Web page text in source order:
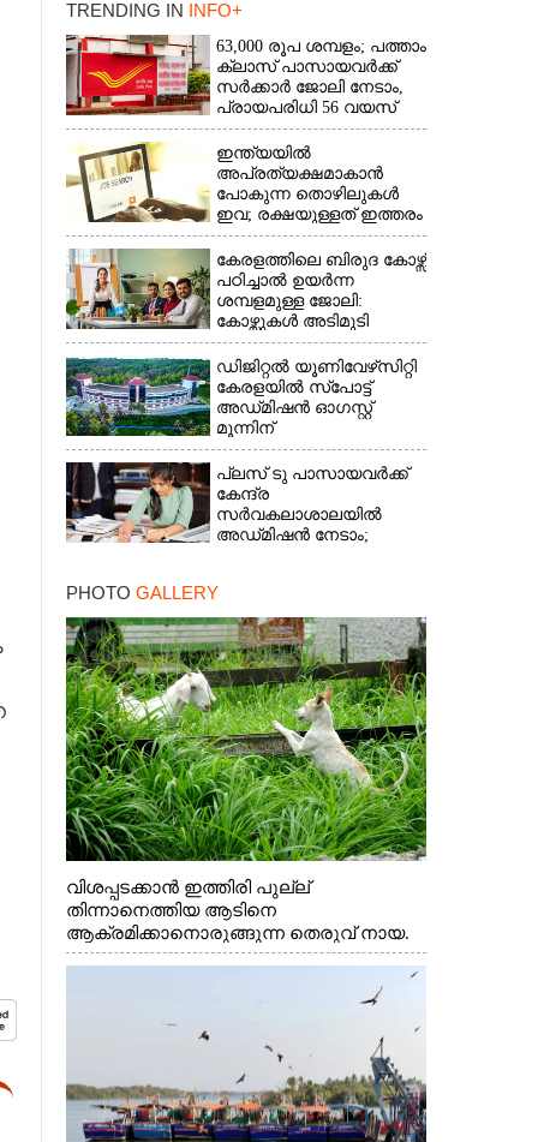
TRENDING IN INFO+
63,000 രൂപ ശമ്പളം; പത്താം
ക്ലാസ് പാസായവർക്ക്
സർക്കാർ ജോലി നേടാം,
പ്രായപരിധി 56 വയസ്
ഇന്ത്യയിൽ
അപ്രത്യക്ഷമാകാൻ
പോകുന്ന തൊഴിലുകൾ
ഇവ; രക്ഷയുള്ളത് ഇത്തരം
ജോലികൾക്ക് മാത്രം
കേരളത്തിലെ ബിരുദ കോഴ്സ്
പഠിച്ചാൽ ഉയർന്ന
ശമ്പളമുള്ള ജോലി:​
കോഴ്സുകൾ അടിമുടി
മാറ്റാൻ പദ്ധതി
ഡിജിറ്റൽ യൂണിവേഴ്‌സിറ്റി
കേരളയിൽ സ്പോ‌ട്ട്
അഡ്‌മിഷൻ ഓഗസ്റ്റ്
മൂന്നിന്
പ്ലസ് ടു പാസായവർക്ക്
കേന്ദ്ര
സർവകലാശാലയിൽ
അഡ്‌മിഷൻ നേടാം;
അപേക്ഷിക്കൂ
PHOTO GALLERY
വിശപ്പടക്കാൻ ഇത്തിരി പുല്ല്
തിന്നാനെത്തിയ ആടിനെ
ആക്രമിക്കാനൊരുങ്ങുന്ന തെരുവ് നായ.
എറണാകുളം വാത്തുരുത്തിയിൽ നിന്നുള്ള
×